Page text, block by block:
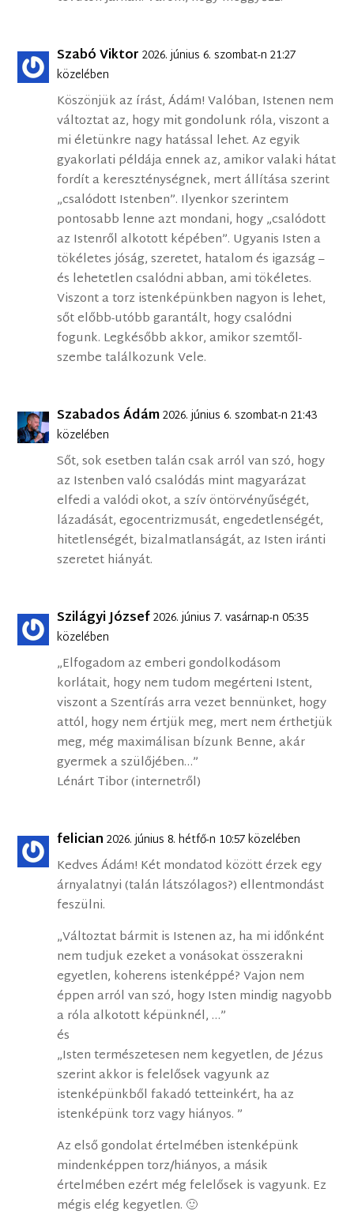
Szabó Viktor 2026. június 6. szombat-n 21:27
közelében
Köszönjük az írást, Ádám! Valóban, Istenen nem
változtat az, hogy mit gondolunk róla, viszont a
mi életünkre nagy hatással lehet. Az egyik
gyakorlati példája ennek az, amikor valaki hátat
fordít a kereszténységnek, mert állítása szerint
„csalódott Istenben”. Ilyenkor szerintem
pontosabb lenne azt mondani, hogy „csalódott
az Istenről alkotott képében”. Ugyanis Isten a
tökéletes jóság, szeretet, hatalom és igazság –
és lehetetlen csalódni abban, ami tökéletes.
Viszont a torz istenképünkben nagyon is lehet,
sőt előbb-utóbb garantált, hogy csalódni
fogunk. Legkésőbb akkor, amikor szemtől-
szembe találkozunk Vele.
Szabados Ádám2026. június 6. szombat-n 21:43
közelében
Sőt, sok esetben talán csak arról van szó, hogy
az Istenben való csalódás mint magyarázat
elfedi a valódi okot, a szív öntörvényűségét,
lázadását, egocentrizmusát, engedetlenségét,
hitetlenségét, bizalmatlanságát, az Isten iránti
szeretet hiányát.
Szilágyi József2026. június 7. vasárnap-n 05:35
közelében
„Elfogadom az emberi gondolkodásom
korlátait, hogy nem tudom megérteni Istent,
viszont a Szentírás arra vezet bennünket, hogy
attól, hogy nem értjük meg, mert nem érthetjük
meg, még maximálisan bízunk Benne, akár
gyermek a szülőjében…”
Lénárt Tibor (internetről)
felician 2026. június 8. hétfő-n 10:57 közelében
Kedves Ádám! Két mondatod között érzek egy
árnyalatnyi (talán látszólagos?) ellentmondást
feszülni.
„Változtat bármit is Istenen az, ha mi időnként
nem tudjuk ezeket a vonásokat összerakni
egyetlen, koherens istenképpé? Vajon nem
éppen arról van szó, hogy Isten mindig nagyobb
a róla alkotott képünknél, …”
és
„Isten természetesen nem kegyetlen, de Jézus
szerint akkor is felelősek vagyunk az
istenképünkből fakadó tetteinkért, ha az
istenképünk torz vagy hiányos. ”
Az első gondolat értelmében istenképünk
mindenképpen torz/hiányos, a másik
értelmében ezért még felelősek is vagyunk. Ez
mégis elég kegyetlen. 🙂